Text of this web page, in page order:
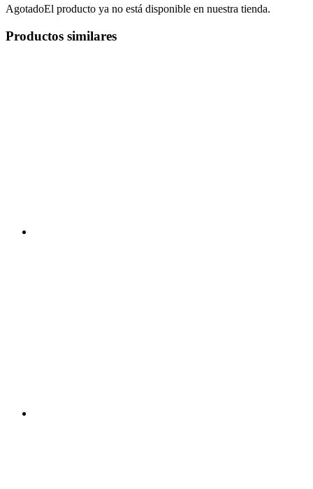
AgotadoEl producto ya no está disponible en nuestra tienda.
Productos similares